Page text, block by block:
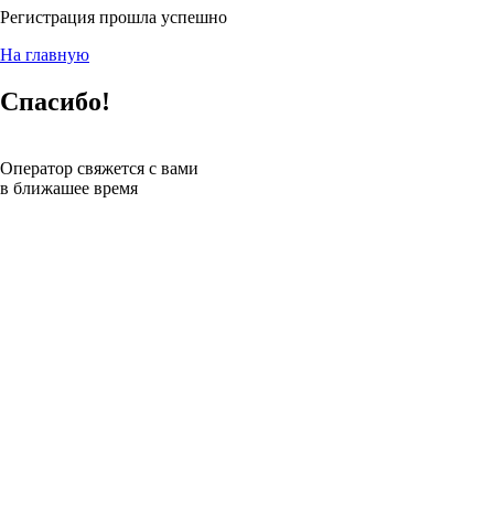
Регистрация прошла успешно
На главную
Спасибо!
Оператор свяжется с вами
в ближашее время